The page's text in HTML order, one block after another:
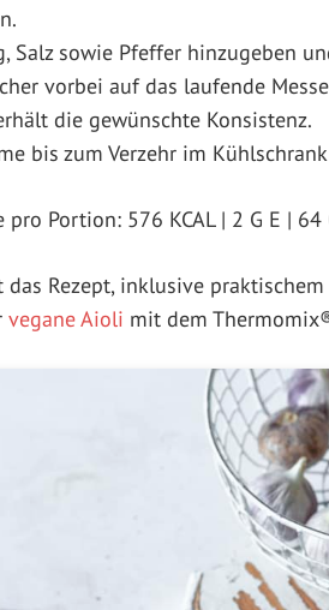
Salz sowie Pfeffer hinzugeben
vorbei auf das laufende
die gewünschte Konsistenz.
bis zum Verzehr im
pro Portion: 576 KCAL | 2 G E | 64
das Rezept, inklusive
vegane Aioli mit dem